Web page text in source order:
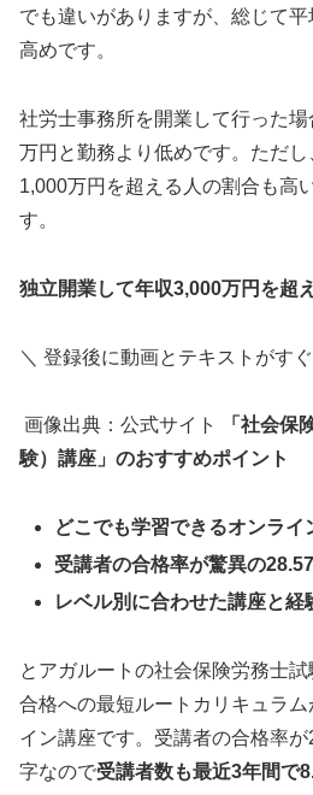
でも違いがありますが、総じて
高めです。
社労士事務所を開業して行った
万円と勤務より低めです。ただ
1,000万円を超える人の割合も高
す。
独立開業して年収3,000万円を超
＼ 登録後に動画とテキストがす
画像出典：公式サイト
「社会保
験）講座」のおすすめポイント
どこでも学習できるオンライ
受講者の合格率が驚異の
レベル別に合わせた講座と経
とアガルートの社会保険労務士試
合格への最短ルートカリキュラ
イン講座です。受講者の合格率
字なので受講者数も最近3年間で